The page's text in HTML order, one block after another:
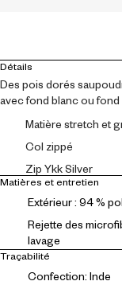
Détails
Des pois dorés
avec fond blanc ou
Matière stretch et
Col zippé
Zip Ykk Silver
Matières et entretien
Extérieur : 94 %
Rejette des
lavage
Traçabilité
Confection: Inde